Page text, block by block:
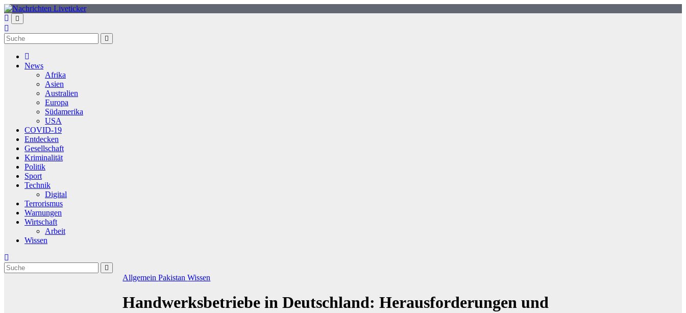
Zum
Inhalt
springen
News
Afrika
Asien
Australien
Europa
Südamerika
USA
COVID-19
Entdecken
Gesellschaft
Kriminalität
Politik
Sport
Technik
Digital
Terrorismus
Warnungen
Wirtschaft
Arbeit
Wissen
AllgemeinPakistanWissen
Handwerksbetriebe in Deutschland: Herausforderungen und